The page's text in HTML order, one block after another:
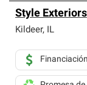
Style Exteriors
Kildeer, IL